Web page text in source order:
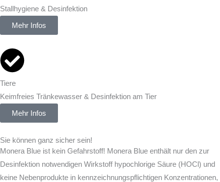
Stallhygiene & Desinfektion
Mehr Infos
Tiere
Keimfreies Tränkewasser & Desinfektion am Tier
Mehr Infos
Sie können ganz sicher sein!
Monera Blue ist kein Gefahrstoff! Monera Blue enthält nur den zur
Desinfektion notwendigen Wirkstoff hypochlorige Säure (HOCl) und
keine Nebenprodukte in kennzeichnungspflichtigen Konzentrationen,